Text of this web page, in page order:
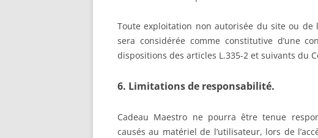
Toute exploitation non autorisée du site ou de
sera considérée comme constitutive d’une
dispositions des articles L.335-2 et suivants du
6. Limitations de responsabilité.
Cadeau Maestro ne pourra être tenue
causés au matériel de l’utilisateur, lors de